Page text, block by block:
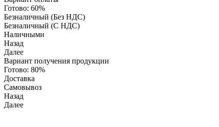
Готово: 60%
Безналичный (Без НДС)
Безналичный (С НДС)
Наличными
Назад
Далее
Вариант получения продукции
Готово: 80%
Доставка
Самовывоз
Назад
Далее